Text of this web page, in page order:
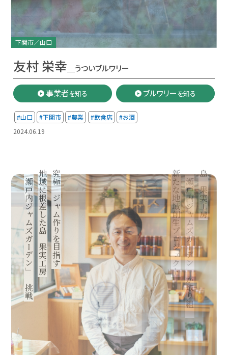
下関市／山口
友村 栄幸 ＿うついブルワリー
事業者を知る ブルワリー を知る
#山口 #下関市 #農業 #飲食店
#お酒
2024.06.19
究極のジャム作りを目指す
地域に根差した島の果実工房
「瀬戸内ジャムズガーデン」の挑戦 島の果実工房
「瀬戸内ジャムズガーデン」が取り組む
新たな地域創生プロジェクト